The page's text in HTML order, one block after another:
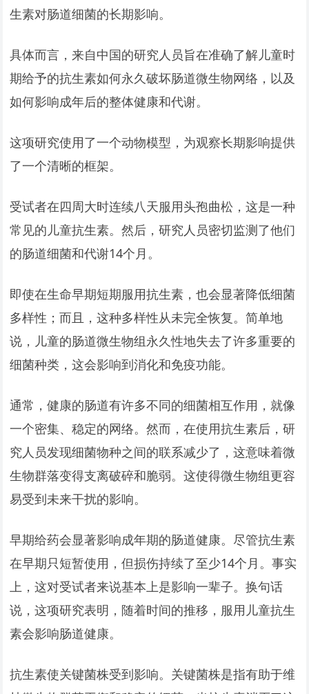
生素对肠道细菌的长期影响。
具体而言，来自中国的研究人员旨在准确了解儿童时
期给予的抗生素如何永久破坏肠道微生物网络，以及
如何影响成年后的整体健康和代谢。
这项研究使用了一个动物模型，为观察长期影响提供
了一个清晰的框架。
受试者在四周大时连续八天服用头孢曲松，这是一种
常见的儿童抗生素。然后，研究人员密切监测了他们
的肠道细菌和代谢14个月。
即使在生命早期短期服用抗生素，也会显著降低细菌
多样性；而且，这种多样性从未完全恢复。简单地
说，儿童的肠道微生物组永久性地失去了许多重要的
细菌种类，这会影响到消化和免疫功能。
通常，健康的肠道有许多不同的细菌相互作用，就像
一个密集、稳定的网络。然而，在使用抗生素后，研
究人员发现细菌物种之间的联系减少了，这意味着微
生物群落变得支离破碎和脆弱。这使得微生物组更容
易受到未来干扰的影响。
早期给药会显著影响成年期的肠道健康。尽管抗生素
在早期只短暂使用，但损伤持续了至少14个月。事实
上，这对受试者来说基本上是影响一辈子。换句话
说，这项研究表明，随着时间的推移，服用儿童抗生
素会影响肠道健康。
抗生素使关键菌株受到影响。关键菌株是指有助于维